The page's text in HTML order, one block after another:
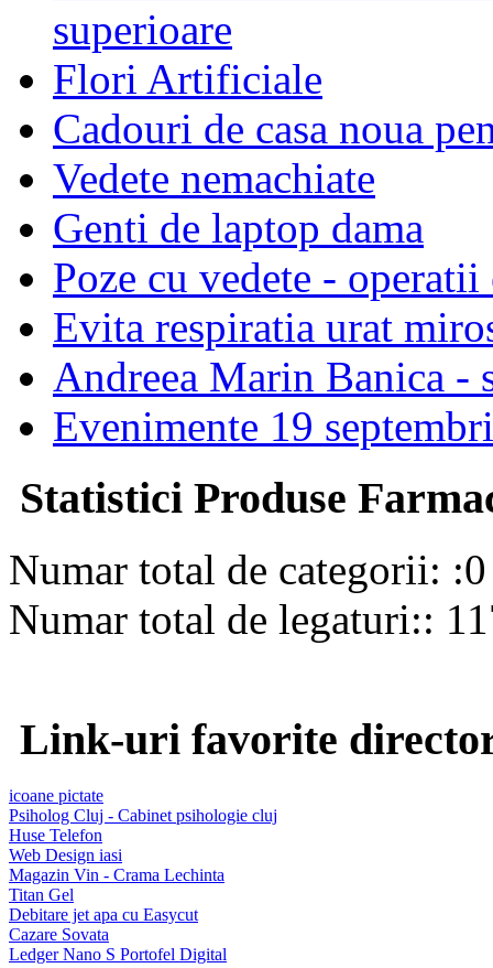
superioare
Flori Artificiale
Cadouri de casa noua
Vedete nemachiate
Genti de laptop dama
Poze cu vedete - operatii
Evita respiratia urat
Andreea Marin Banica -
Evenimente 19
Statistici Produse
Numar total de categorii: :0
Numar total de legaturi::
Link-uri favorite
icoane pictate
Psiholog Cluj - Cabinet psihologie cluj
Huse Telefon
Web Design iasi
Magazin Vin - Crama Lechinta
Titan Gel
Debitare jet apa cu Easycut
Cazare Sovata
Ledger Nano S Portofel Digital